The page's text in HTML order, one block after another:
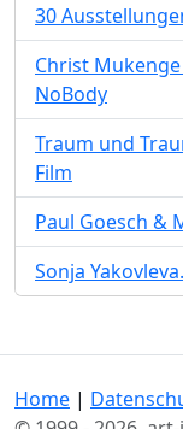
30
Christ
NoBody
Traum und
Film
Paul Goesch &
Sonja
Home |